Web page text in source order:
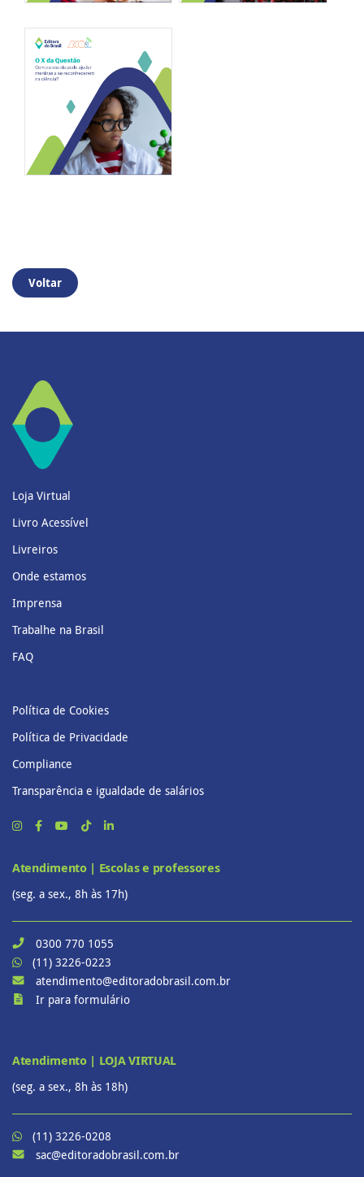
Voltar
Loja Virtual
Livro Acessível
Livreiros
Onde estamos
Imprensa
Trabalhe na Brasil
FAQ
Política de Cookies
Política de Privacidade
Compliance
Transparência e igualdade de salários
Atendimento | Escolas e professores
(seg. a sex., 8h às 17h)
0300 770 1055
(11) 3226-0223
atendimento@editoradobrasil.com.br
Ir para formulário
Atendimento | LOJA VIRTUAL
(seg. a sex., 8h às 18h)
(11) 3226-0208
sac@editoradobrasil.com.br